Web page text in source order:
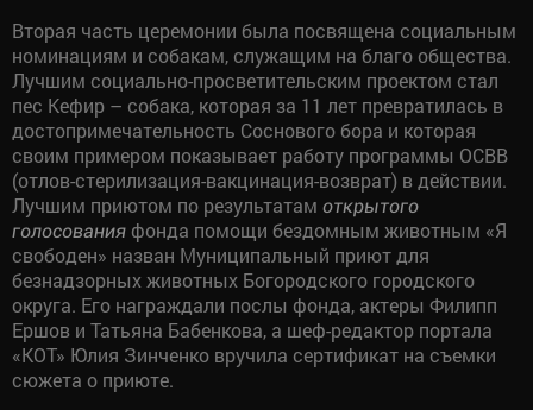
Вторая часть церемонии была посвящена социальным
номинациям и собакам, служащим на благо общества.
Лучшим социально-просветительским проектом стал
пес Кефир – собака, которая за 11 лет превратилась в
достопримечательность Соснового бора и которая
своим примером показывает работу программы ОСВВ
(отлов-стерилизация-вакцинация-возврат) в действии.
Лучшим приютом по результатам открытого
голосования фонда помощи бездомным животным «Я
свободен» назван Муниципальный приют для
безнадзорных животных Богородского городского
округа. Его награждали послы фонда, актеры Филипп
Ершов и Татьяна Бабенкова, а шеф-редактор портала
«КОТ» Юлия Зинченко вручила сертификат на съемки
сюжета о приюте.